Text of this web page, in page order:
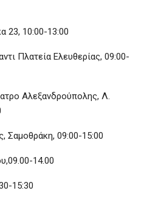
23, 10:00-13:00
Πλατεία Ελευθερίας, 09:00-
Αλεξανδρούπολης, Λ.
Σαμοθράκη, 09:00-15:00
14.00
15:30